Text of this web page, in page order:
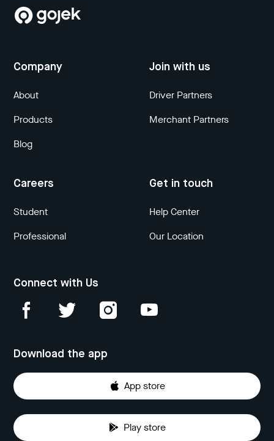
Company
About
Products
Blog
Join with us
Driver Partners
Merchant Partners
Careers
Student
Professional
Get in touch
Help Center
Our Location
Connect with Us
Download the app
App store
Play store